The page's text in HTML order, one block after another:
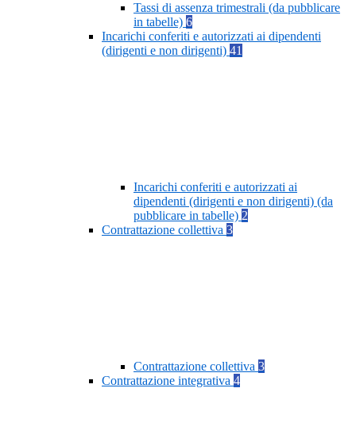
Tassi di assenza trimestrali (da pubblicare
in tabelle) 6
Incarichi conferiti e autorizzati ai dipendenti
(dirigenti e non dirigenti) 41
Incarichi conferiti e autorizzati ai
dipendenti (dirigenti e non dirigenti) (da
pubblicare in tabelle) 2
Contrattazione collettiva 3
Contrattazione collettiva 3
Contrattazione integrativa 4